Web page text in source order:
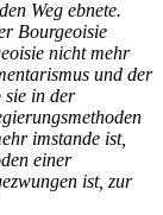
Weg ebnete.
Bourgeoisie
nicht mehr
und der
sie in der
imstande ist,
einer
ist, zur